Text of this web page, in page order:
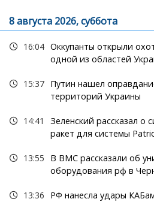
8 августа 2026, суббота
16:04 Оккупанты открыли
одной из областей
15:37 Путин нашел
территорий Украины
14:41
Зеленский рассказал о
ракет для системы
13:55
В ВМС рассказали об
оборудования рф в
13:36 РФ нанесла удары